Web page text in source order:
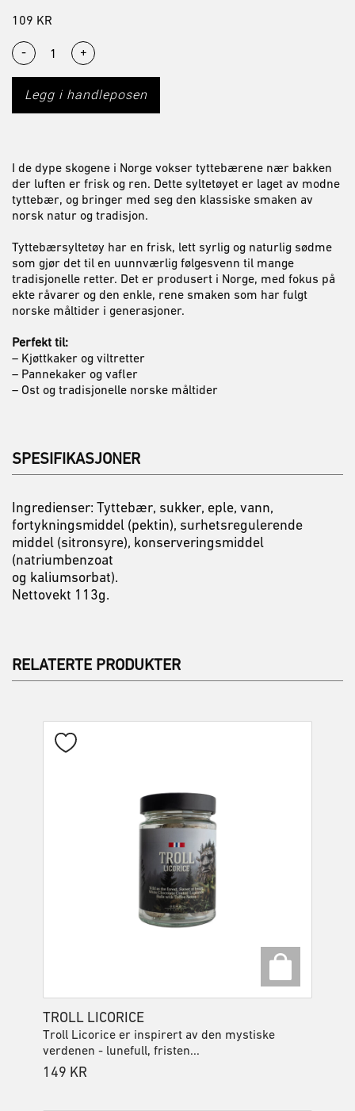
109 KR
- +
Legg i handleposen
I de dype skogene i Norge vokser tyttebærene nær bakken
der luften er frisk og ren. Dette syltetøyet er laget av modne
tyttebær, og bringer med seg den klassiske smaken av
norsk natur og tradisjon.
Tyttebærsyltetøy har en frisk, lett syrlig og naturlig sødme
som gjør det til en uunnværlig følgesvenn til mange
tradisjonelle retter. Det er produsert i Norge, med fokus på
ekte råvarer og den enkle, rene smaken som har fulgt
norske måltider i generasjoner.
Perfekt til:
– Kjøttkaker og viltretter
– Pannekaker og vafler
– Ost og tradisjonelle norske måltider
SPESIFIKASJONER
Ingredienser: Tyttebær, sukker, eple, vann,
fortykningsmiddel (pektin), surhetsregulerende
middel (sitronsyre), konserveringsmiddel
(natriumbenzoat
og kaliumsorbat).
Nettovekt 113g.
RELATERTE PRODUKTER
TROLL LICORICE
Troll Licorice er inspirert av den mystiske
verdenen - lunefull, fristen...
149 KR